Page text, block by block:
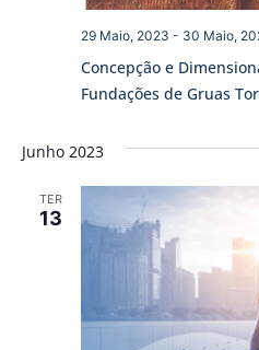
Concepção e
Fundações de Gruas
29 Maio, 2023 - 30 Maio,
Junho 2023
TER
13